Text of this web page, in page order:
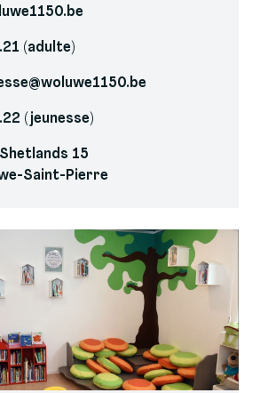
(adulte)
(jeunesse)
15
Saint-Pierre